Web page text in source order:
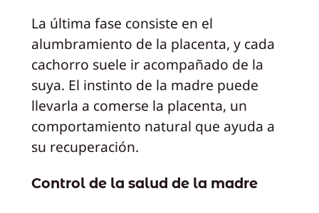
La última fase consiste en el
alumbramiento de la placenta, y cada
cachorro suele ir acompañado de la
suya. El instinto de la madre puede
llevarla a comerse la placenta, un
comportamiento natural que ayuda a
su recuperación.
Control de la salud de la madre